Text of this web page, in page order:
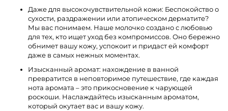
Даже для высокочувствительной кожи: Беспокойство о
сухости, раздражении или атопическом дерматите?
Мы вас понимаем. Наше молочко создано с любовью
для тех, кто ищет уход без компромиссов. Оно бережно
обнимет вашу кожу, успокоит и придаст ей комфорт
даже в самых нежных моментах.
Изысканный аромат: нахождение в ванной
превратится в неповторимое путешествие, где каждая
нота аромата – это прикосновение к чарующей
роскоши. Наслаждайтесь изысканным ароматом,
который окутает вас и вашу кожу.